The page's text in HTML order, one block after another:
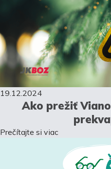
19.12.2024
Ako prežiť
Prečítajte si viac